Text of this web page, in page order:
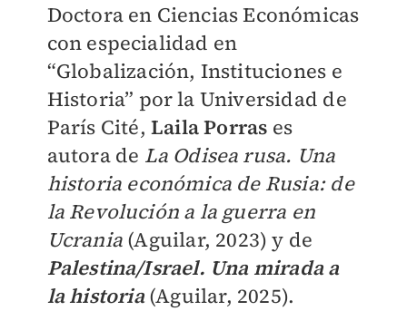
Doctora en Ciencias Económicas
con especialidad en
“Globalización, Instituciones e
Historia” por la Universidad de
París Cité, Laila Porras es
autora de La Odisea rusa. Una
historia económica de Rusia: de
la Revolución a la guerra en
Ucrania(Aguilar, 2023) y de
Palestina/Israel. Una mirada a
la historia(Aguilar, 2025).